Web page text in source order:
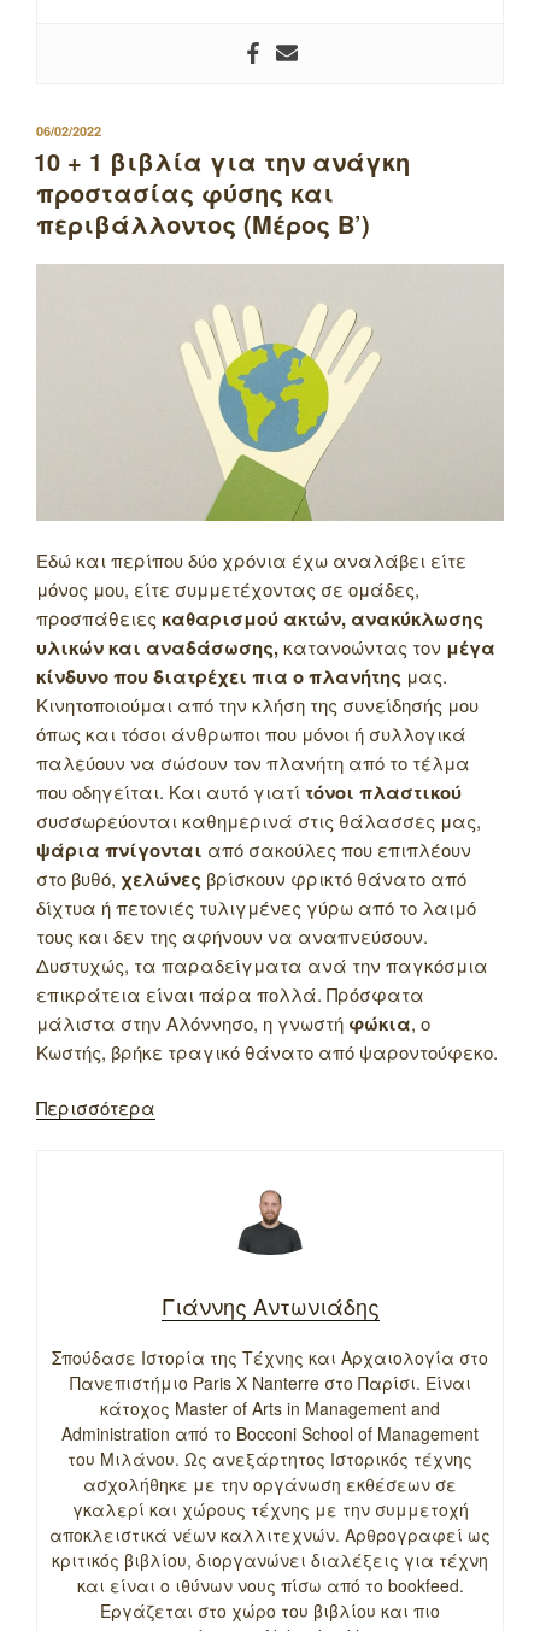
ΔΗΜΟΣΙΕΥΤΗΚΕ
ΣΤΙΣ
06/02/2022
10 + 1 βιβλία για την ανάγκη
προστασίας φύσης και
περιβάλλοντος (Μέρος Β’)
Εδώ και περίπου δύο χρόνια έχω αναλάβει είτε
μόνος μου, είτε συμμετέχοντας σε ομάδες,
προσπάθειες καθαρισμού ακτών, ανακύκλωσης
υλικών και αναδάσωσης,κατανοώντας τον μέγα
κίνδυνο που διατρέχει πια ο πλανήτης μας.
Κινητοποιούμαι από την κλήση της συνείδησής μου
όπως και τόσοι άνθρωποι που μόνοι ή συλλογικά
παλεύουν να σώσουν τον πλανήτη από το τέλμα
που οδηγείται. Και αυτό γιατί τόνοι πλαστικού
συσσωρεύονται καθημερινά στις θάλασσες μας,
ψάρια πνίγονται από σακούλες που επιπλέουν
στο βυθό, χελώνες βρίσκουν φρικτό θάνατο από
δίχτυα ή πετονιές τυλιγμένες γύρω από το λαιμό
τους και δεν της αφήνουν να αναπνεύσουν.
Δυστυχώς, τα παραδείγματα ανά την παγκόσμια
επικράτεια είναι πάρα πολλά. Πρόσφατα
μάλιστα στην Αλόννησο, η γνωστή φώκια, ο
Κωστής, βρήκε τραγικό θάνατο από ψαροντούφεκο.
Περισσότερα
Γιάννης Αντωνιάδης
Σπούδασε Ιστορία της Τέχνης και Αρχαιολογία στο
Πανεπιστήμιο Paris X Nanterre στο Παρίσι. Είναι
κάτοχος Master of Arts in Management and
Administration από το Bocconi School of Management
του Μιλάνου. Ως ανεξάρτητος Ιστορικός τέχνης
ασχολήθηκε με την οργάνωση εκθέσεων σε
γκαλερί και χώρους τέχνης με την συμμετοχή
αποκλειστικά νέων καλλιτεχνών. Αρθρογραφεί ως
κριτικός βιβλίου, διοργανώνει διαλέξεις για τέχνη
και είναι ο ιθύνων νους πίσω από το bookfeed.
Εργάζεται στο χώρο του βιβλίου και πιο